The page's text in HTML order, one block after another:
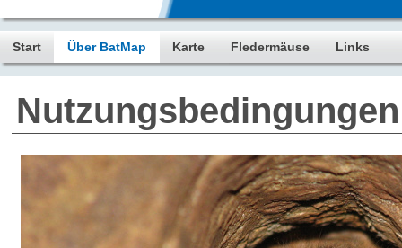
Start Über BatMap Karte Fledermäuse Links
Nutzungsbedingungen